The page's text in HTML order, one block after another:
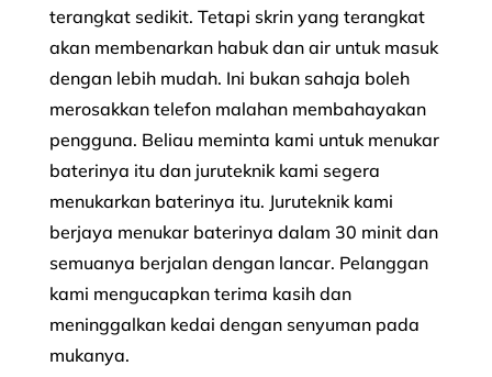
terangkat sedikit. Tetapi skrin yang terangkat
akan membenarkan habuk dan air untuk masuk
dengan lebih mudah. Ini bukan sahaja boleh
merosakkan telefon malahan membahayakan
pengguna. Beliau meminta kami untuk menukar
baterinya itu dan juruteknik kami segera
menukarkan baterinya itu. Juruteknik kami
berjaya menukar baterinya dalam 30 minit dan
semuanya berjalan dengan lancar. Pelanggan
kami mengucapkan terima kasih dan
meninggalkan kedai dengan senyuman pada
mukanya.